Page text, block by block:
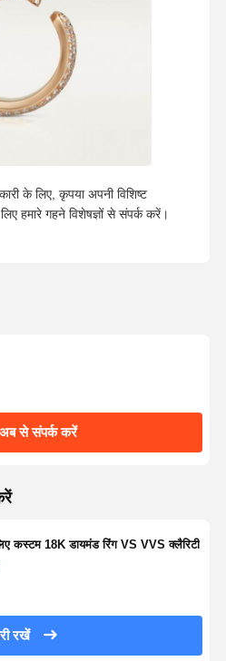
के लिए, कृपया अपनी विशिष्ट
हमारे गहने विशेषज्ञों से संपर्क करें।
अब से संपर्क करें
कस्टम 18K डायमंड रिंग VS VVS क्लैरिटी
रखें